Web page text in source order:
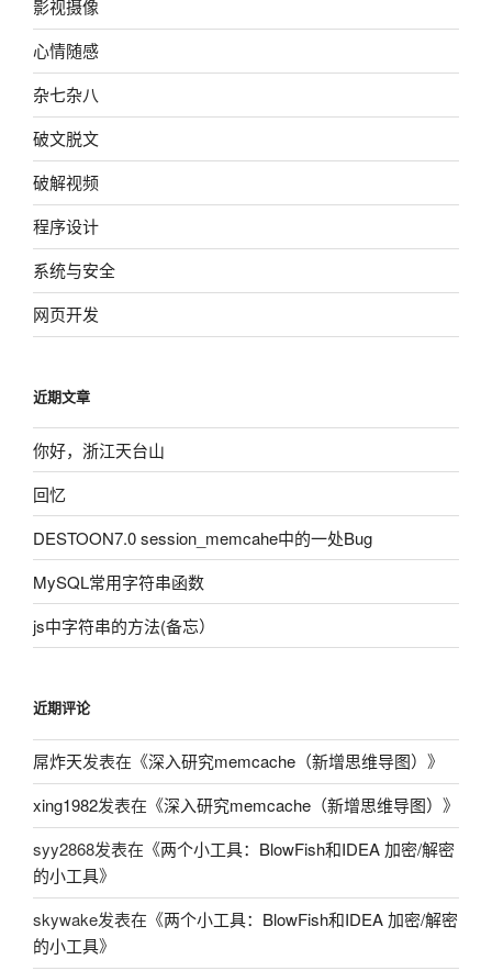
影视摄像
心情随感
杂七杂八
破文脱文
破解视频
程序设计
系统与安全
网页开发
近期文章
你好，浙江天台山
回忆
DESTOON7.0 session_memcahe中的一处Bug
MySQL常用字符串函数
js中字符串的方法(备忘）
近期评论
屌炸天发表在《深入研究memcache（新增思维导图） 》
xing1982发表在《深入研究memcache（新增思维导图） 》
syy2868发表在《两个小工具：BlowFish和IDEA 加密/解密
的小工具》
skywake发表在《两个小工具：BlowFish和IDEA 加密/解密
的小工具》